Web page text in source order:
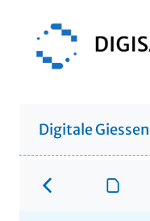
Digitale